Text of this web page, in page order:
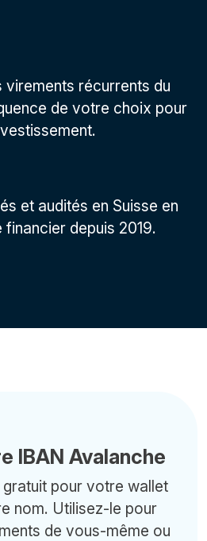
récurrents du
de votre choix pour
et audités en Suisse en
depuis 2019.
IBAN Avalanche
gratuit pour votre wallet
nom. Utilisez-le pour
de vous-même ou